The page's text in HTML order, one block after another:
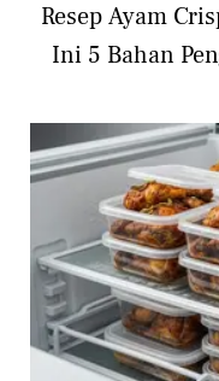
Resep Ayam
Ini 5 Bahan